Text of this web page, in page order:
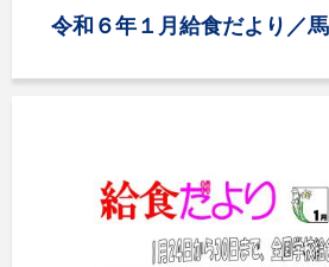
令和６年１月給食だより／